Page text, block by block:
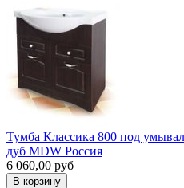
Тумба Классика 800 под
дуб MDW Россия
6 060,00 руб